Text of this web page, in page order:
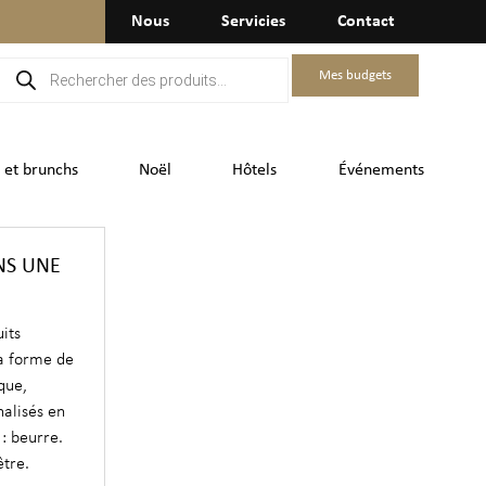
Nous Servicies Contact
Mes budgets
et brunchs Noël Hôtels Événements
UNE
forme de
en
beurre.